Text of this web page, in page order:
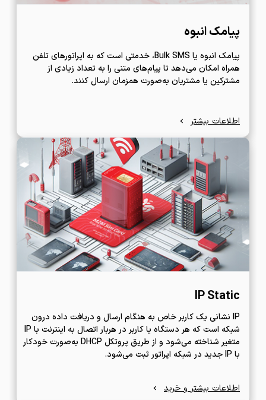
پیامک انبوه
پیامک انبوه یا Bulk SMS، خدمتی است که به اپراتورهای تلفن
همراه امکان می‌دهد تا پیام‌های متنی را به تعداد زیادی از
مشترکین یا مشتریان به‌صورت همزمان ارسال کنند.
اطلاعات بیشتر
IP Static
IP نشانی یک کاربر خاص به هنگام ارسال و دریافت داده درون
‌شبکه است که هر دستگاه یا کاربر در هربار اتصال به اینترنت با IP
متغیر شناخته می‌شود و از طریق پروتکل DHCP به‌صورت خودکار
با IP جدید در شبکه اپراتور ثبت می‌شود.
اطلاعات بیشتر و خرید